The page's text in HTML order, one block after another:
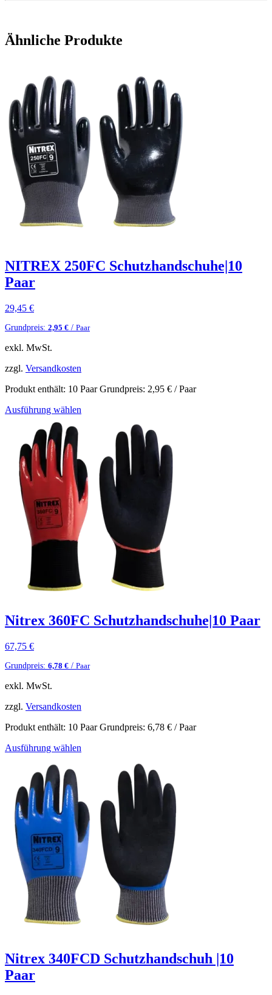
Ähnliche Produkte
NITREX 250FC Schutzhandschuhe|10
Paar
29,45 €
Grundpreis: 2,95 € / Paar
exkl. MwSt.
zzgl. Versandkosten
Produkt enthält: 10 PaarGrundpreis: 2,95 € /Paar
Ausführung wählen
Nitrex 360FC Schutzhandschuhe|10 Paar
67,75 €
Grundpreis: 6,78 € / Paar
exkl. MwSt.
zzgl. Versandkosten
Produkt enthält: 10 PaarGrundpreis: 6,78 € /Paar
Ausführung wählen
Nitrex 340FCD Schutzhandschuh |10
Paar